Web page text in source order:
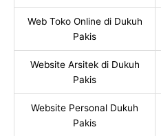
Web Toko Online di Dukuh
Pakis
Website Arsitek di Dukuh
Pakis
Website Personal Dukuh
Pakis